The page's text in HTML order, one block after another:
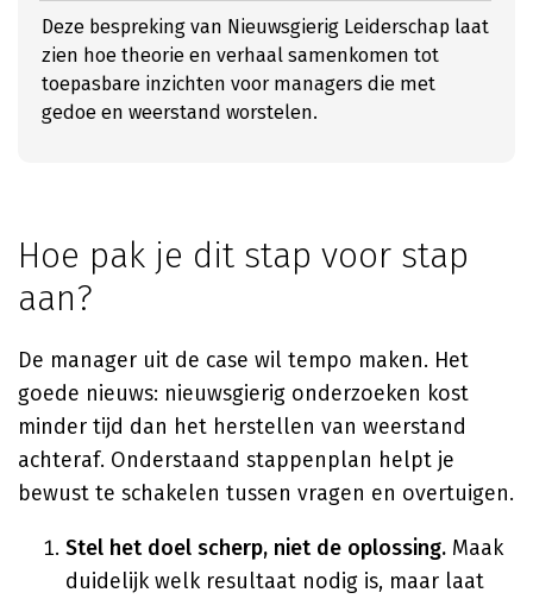
Deze bespreking van Nieuwsgierig Leiderschap laat
zien hoe theorie en verhaal samenkomen tot
toepasbare inzichten voor managers die met
gedoe en weerstand worstelen.
Hoe pak je dit stap voor stap
aan?
De manager uit de case wil tempo maken. Het
goede nieuws: nieuwsgierig onderzoeken kost
minder tijd dan het herstellen van weerstand
achteraf. Onderstaand stappenplan helpt je
bewust te schakelen tussen vragen en overtuigen.
Stel het doel scherp, niet de oplossing. Maak
duidelijk welk resultaat nodig is, maar laat